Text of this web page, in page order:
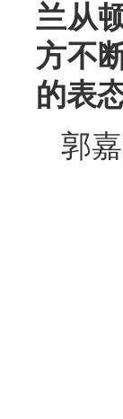
兰从
方不
的表
郭